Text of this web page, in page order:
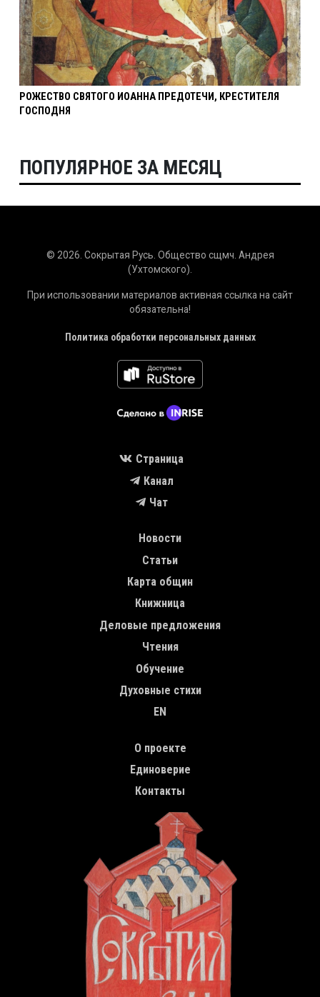
РОЖЕСТВО СВЯТОГО ИОАННА ПРЕДОТЕЧИ, КРЕСТИТЕЛЯ
ГОСПОДНЯ
ПОПУЛЯРНОЕ ЗА МЕСЯЦ
© 2026. Сокрытая Русь. Общество сщмч. Андрея
(Ухтомского).
При использовании материалов активная ссылка на сайт
обязательна!
Политика обработки персональных данных
Страница
Канал
Чат
Новости
Статьи
Карта общин
Книжница
Деловые предложения
Чтения
Обучение
Духовные стихи
EN
О проекте
Единоверие
Контакты